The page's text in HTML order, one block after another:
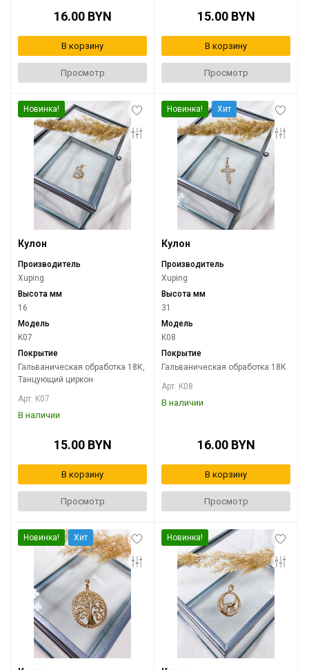
16.00 BYN
В корзину
Просмотр
15.00 BYN
В корзину
Просмотр
Новинка!
Кулон
Производитель
Xuping
Высота мм
16
Модель
K07
Покрытие
Гальваническая обработка 18К,
Танцующий циркон
Арт. K07
В наличии
15.00 BYN
В корзину
Просмотр
Новинка! Хит
Кулон
Производитель
Xuping
Высота мм
31
Модель
K08
Покрытие
Гальваническая обработка 18К
Арт. K08
В наличии
16.00 BYN
В корзину
Просмотр
Новинка! Хит Новинка!